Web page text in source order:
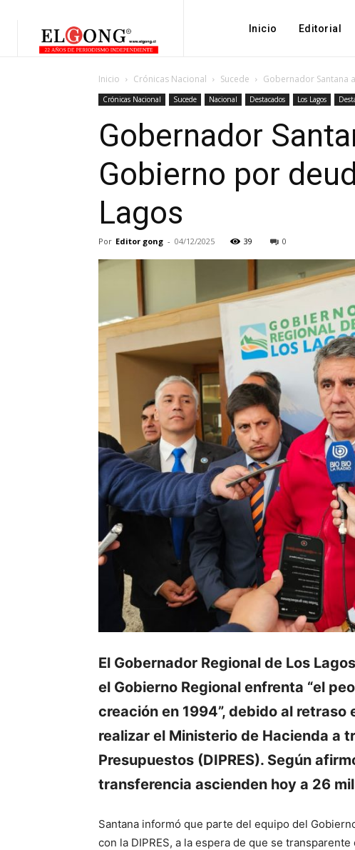
Inicio Editorial
Inicio Crónicas Nacional Sucede Gobernador Santana
Crónicas Nacional Sucede Nacional Destacados Los Lagos
Gobernador
Gobierno por
Lagos
Por Editor gong - 04/12/2025 39 0
El Gobernador Regional de Los
el Gobierno Regional enfrenta “el
creación en 1994”, debido al
realizar el Ministerio de Hacienda a
Presupuestos (DIPRES). Según
transferencia ascienden hoy a 26
Santana informó que parte del equipo del
con la DIPRES, a la espera de que se